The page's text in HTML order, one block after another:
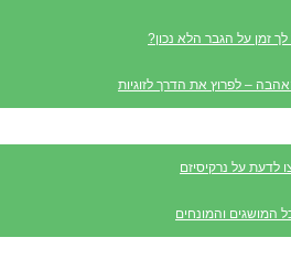
זמן על הגבר הלא נכון?
– לפרוץ את הדרך לזוגיות
לדעת על נרקיסיזם
המושגים והמונחים